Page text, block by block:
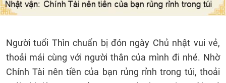
Người tuổi Thìn chuẩn bị đón ngày Chủ nhật vui vẻ,
thoải mái cùng với người thân của mình đi nhé. Nhờ
Chính Tài nên tiền của bạn rủng rỉnh trong túi, thoải